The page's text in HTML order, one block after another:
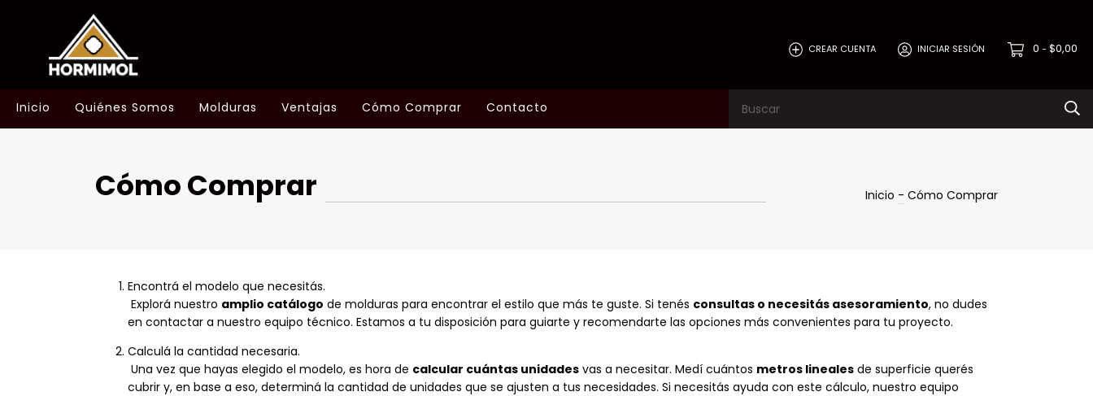
CREAR CUENTA INICIAR SESIÓN 0 - $0,00
Inicio Quiénes Somos Molduras Ventajas Cómo Comprar Contacto
Cómo Comprar Inicio - Cómo Comprar
Encontrá el modelo que necesitás.
Explorá nuestro amplio catálogo de molduras para encontrar el estilo que más te guste. Si tenés consultas o necesitás asesoramiento, no dudes
en contactar a nuestro equipo técnico. Estamos a tu disposición para guiarte y recomendarte las opciones más convenientes para tu proyecto.
Calculá la cantidad necesaria.
Una vez que hayas elegido el modelo, es hora de calcular cuántas unidades vas a necesitar. Medí cuántos metros lineales de superficie querés
cubrir y, en base a eso, determiná la cantidad de unidades que se ajusten a tus necesidades. Si necesitás ayuda con este cálculo, nuestro equipo